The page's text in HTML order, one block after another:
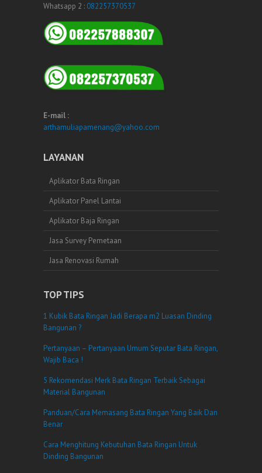
Whatsapp 2 : 082257370537
E-mail :
arthamuliapamenang@yahoo.com
LAYANAN
Aplikator Bata Ringan
Aplikator Panel Lantai
Aplikator Baja Ringan
Jasa Survey Pemetaan
Jasa Renovasi Rumah
TOP TIPS
1 Kubik Bata Ringan Jadi Berapa m2 Luasan Dinding
Bangunan ?
Pertanyaan – Pertanyaan Umum Seputar Bata Ringan,
Wajib Baca !
5 Rekomendasi Merk Bata Ringan Terbaik Sebagai
Material Bangunan
Panduan/Cara Memasang Bata Ringan Yang Baik Dan
Benar
Cara Menghitung Kebutuhan Bata Ringan Untuk
Dinding Bangunan